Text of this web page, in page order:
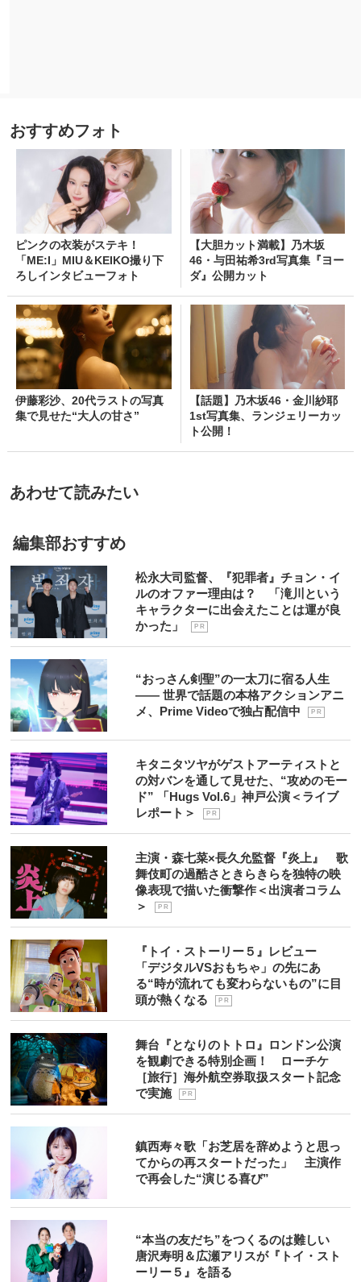
おすすめフォト
ピンクの衣装がステキ！
「ME:I」MIU＆KEIKO撮り下
ろしインタビューフォト
【大胆カット満載】乃木坂
46・与田祐希3rd写真集『ヨー
ダ』公開カット
伊藤彩沙、20代ラストの写真
集で見せた“大人の甘さ”
【話題】乃木坂46・金川紗耶
1st写真集、ランジェリーカッ
ト公開！
あわせて読みたい
編集部おすすめ
松永大司監督、『犯罪者』チョン・イ
ルのオファー理由は？ 「滝川という
キャラクターに出会えたことは運が良
かった」
P R
“おっさん剣聖”の一太刀に宿る人生
―― 世界で話題の本格アクションアニ
メ、Prime Videoで独占配信中
P R
キタニタツヤがゲストアーティストと
の対バンを通して見せた、“攻めのモー
ド” 「Hugs Vol.6」神戸公演＜ライブ
レポート＞
P R
主演・森七菜×長久允監督『炎上』 歌
舞伎町の過酷さときらきらを独特の映
像表現で描いた衝撃作＜出演者コラム
＞
P R
『トイ・ストーリー５』レビュー
「デジタルVSおもちゃ」の先にあ
る“時が流れても変わらないもの”に目
頭が熱くなる
P R
舞台『となりのトトロ』ロンドン公演
を観劇できる特別企画！ ローチケ
［旅行］海外航空券取扱スタート記念
で実施
P R
鎮西寿々歌「お芝居を辞めようと思っ
てからの再スタートだった」 主演作
で再会した“演じる喜び”
“本当の友だち”をつくるのは難しい
唐沢寿明＆広瀬アリスが『トイ・スト
ーリー５』を語る